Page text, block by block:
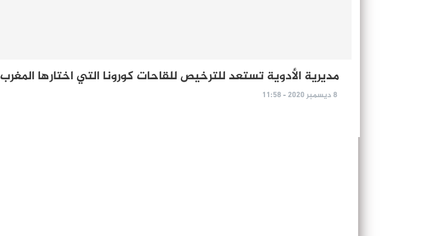
مديرية الأدوية تستعد للترخيص للقاحات كورونا التي اختارها المغرب
8 ديسمبر 2020 - 11:58